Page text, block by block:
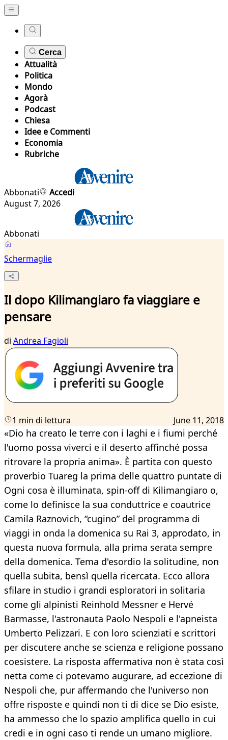
Cerca
Attualità
Politica
Mondo
Agorà
Podcast
Chiesa
Idee e Commenti
Economia
Rubriche
Abbonati
Accedi
August 7, 2026
Abbonati
Schermaglie
Il dopo Kilimangiaro fa viaggiare e
pensare
di Andrea Fagioli
1 min di lettura June 11, 2018
«Dio ha creato le terre con i laghi e i fiumi perché
l'uomo possa viverci e il deserto affinché possa
ritrovare la propria anima». È partita con questo
proverbio Tuareg la prima delle quattro puntate di
Ogni cosa è illuminata, spin-off di Kilimangiaro o,
come lo definisce la sua conduttrice e coautrice
Camila Raznovich, “cugino” del programma di
viaggi in onda la domenica su Rai 3, approdato, in
questa nuova formula, alla prima serata sempre
della domenica. Tema d'esordio la solitudine, non
quella subita, bensì quella ricercata. Ecco allora
sfilare in studio i grandi esploratori in solitaria
come gli alpinisti Reinhold Messner e Hervé
Barmasse, l'astronauta Paolo Nespoli e l'apneista
Umberto Pelizzari. E con loro scienziati e scrittori
per discutere anche se scienza e religione possano
coesistere. La risposta affermativa non è stata così
netta come ci potevamo augurare, ad eccezione di
Nespoli che, pur affermando che l'universo non
offre risposte e quindi non ti di dice se Dio esiste,
ha ammesso che lo spazio amplifica quello in cui
credi e in ogni caso ti rende un umano migliore.